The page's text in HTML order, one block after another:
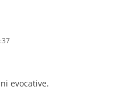
evocative.